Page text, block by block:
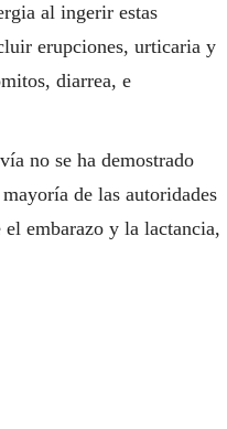
al ingerir estas
erupciones, urticaria y
diarrea, e
no se ha demostrado
de las autoridades
embarazo y la lactancia,